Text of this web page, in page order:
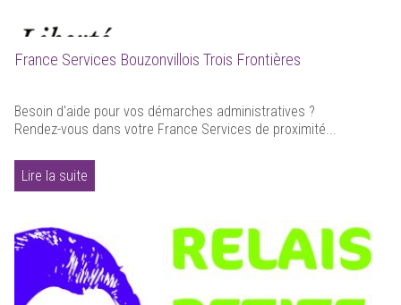
France Services Bouzonvillois Trois Frontières
Besoin d'aide pour vos démarches administratives ?
Rendez-vous dans votre France Services de proximité...
Lire la suite